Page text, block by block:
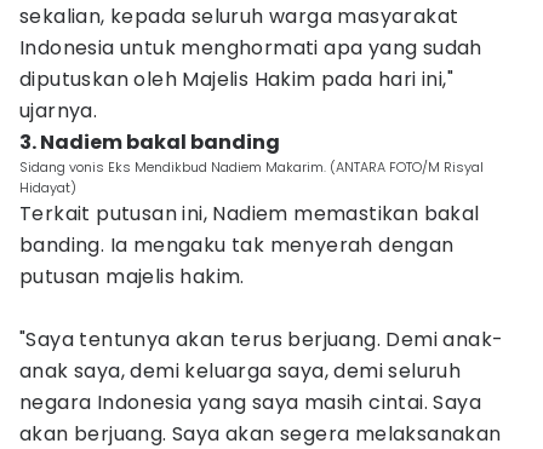
sekalian, kepada seluruh warga masyarakat
Indonesia untuk menghormati apa yang sudah
diputuskan oleh Majelis Hakim pada hari ini,"
ujarnya.
3. Nadiem bakal banding
Sidang vonis Eks Mendikbud Nadiem Makarim. (ANTARA FOTO/M Risyal
Hidayat)
Terkait putusan ini, Nadiem memastikan bakal
banding. Ia mengaku tak menyerah dengan
putusan majelis hakim.
"Saya tentunya akan terus berjuang. Demi anak-
anak saya, demi keluarga saya, demi seluruh
negara Indonesia yang saya masih cintai. Saya
akan berjuang. Saya akan segera melaksanakan